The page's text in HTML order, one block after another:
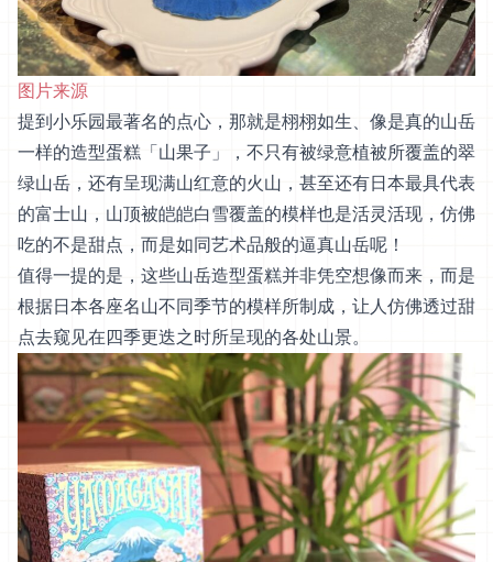
图片来源
提到小乐园最著名的点心，那就是栩栩如生、像是真的山岳
一样的造型蛋糕「山果子」，不只有被绿意植被所覆盖的翠
绿山岳，还有呈现满山红意的火山，甚至还有日本最具代表
的富士山，山顶被皑皑白雪覆盖的模样也是活灵活现，仿佛
吃的不是甜点，而是如同艺术品般的逼真山岳呢！
值得一提的是，这些山岳造型蛋糕并非凭空想像而来，而是
根据日本各座名山不同季节的模样所制成，让人仿佛透过甜
点去窥见在四季更迭之时所呈现的各处山景。